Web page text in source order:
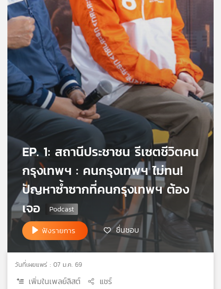
ข่าว
และ
กิจกรรม
เกี่ยว
กับ
เรา
ข่าย
วิทยุ
เอส
แผนที่
เครือ
ข่าย
EP. 1: สถานีประชาชน รีเซตชีวิตคน
กรุงเทพฯ : คนกรุงเทพฯ ไม่ทน!
ปัญหาซ้ำซากที่คนกรุงเทพฯ ต้อง
เจอ
ฟังรายการ ชื่นชอบ
วันที่เผยแพร่ : 07 ม.ค. 69
เพิ่มในเพลย์ลิสต์ แชร์